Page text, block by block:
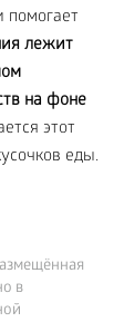
помогает
лежит
на фоне
этот
еды.
в